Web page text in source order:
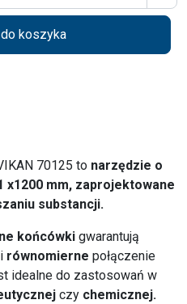
koszyka
70125 to narzędzie o
x1200 mm, zaprojektowane
substancji.
końcówki gwarantują
i równomierne połączenie
idealne do zastosowań w
czy chemicznej.